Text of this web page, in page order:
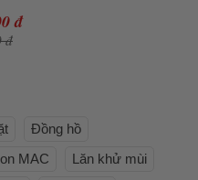
đ
đ
Đồng hồ
MAC
Lăn khử mùi